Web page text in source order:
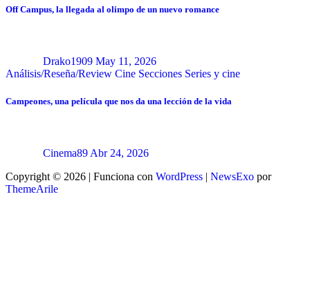
Off Campus, la llegada al olimpo de un nuevo romance
Drako1909 May 11, 2026
Análisis/Reseña/Review Cine Secciones Series y cine
Campeones, una película que nos da una lección de la vida
Cinema89 Abr 24, 2026
Copyright © 2026 | Funciona con WordPress | NewsExo por
ThemeArile